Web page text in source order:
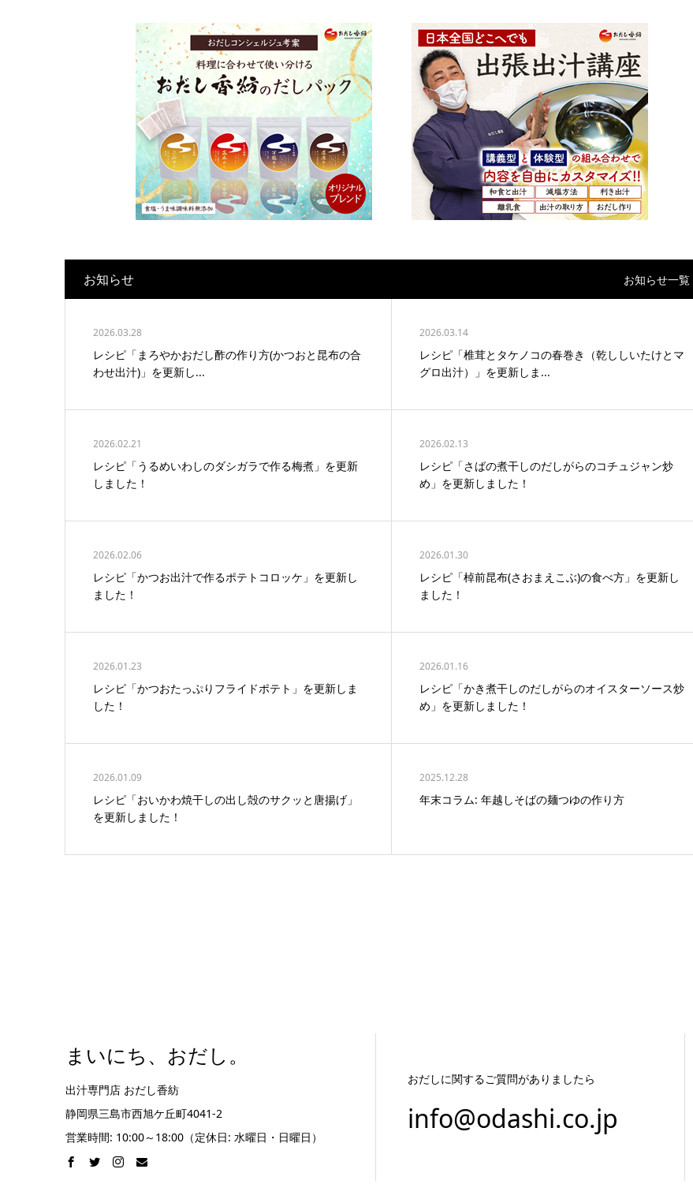
お知らせ お知らせ一覧
2026.03.28
レシピ「まろやかおだし酢の作り方(かつおと昆布の合
わせ出汁)」を更新し...
2026.03.14
レシピ「椎茸とタケノコの春巻き（乾ししいたけとマ
グロ出汁）」を更新しま...
2026.02.21
レシピ「うるめいわしのダシガラで作る梅煮」を更新
しました！
2026.02.13
レシピ「さばの煮干しのだしがらのコチュジャン炒
め」を更新しました！
2026.02.06
レシピ「かつお出汁で作るポテトコロッケ」を更新し
ました！
2026.01.30
レシピ「棹前昆布(さおまえこぶ)の食べ方」を更新し
ました！
2026.01.23
レシピ「かつおたっぷりフライドポテト」を更新しま
した！
2026.01.16
レシピ「かき煮干しのだしがらのオイスターソース炒
め」を更新しました！
2026.01.09
レシピ「おいかわ焼干しの出し殻のサクッと唐揚げ」
を更新しました！
2025.12.28
年末コラム: 年越しそばの麺つゆの作り方
まいにち、おだし。
出汁専門店 おだし香紡
静岡県三島市西旭ケ丘町4041-2
営業時間: 10:00～18:00（定休日: 水曜日・日曜日）
おだしに関するご質問がありましたら
info@odashi.co.jp